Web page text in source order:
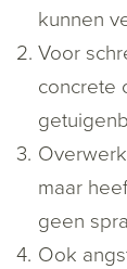
kunnen
Voor
concrete
maar
geen
Ook